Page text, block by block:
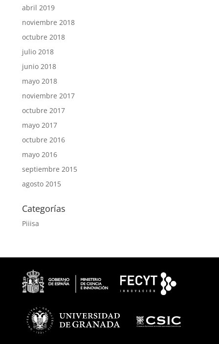
abril 2019
noviembre 2018
octubre 2018
julio 2018
junio 2018
mayo 2018
noviembre 2017
octubre 2017
mayo 2017
octubre 2016
mayo 2016
septiembre 2015
agosto 2015
Categorías
Piiisa